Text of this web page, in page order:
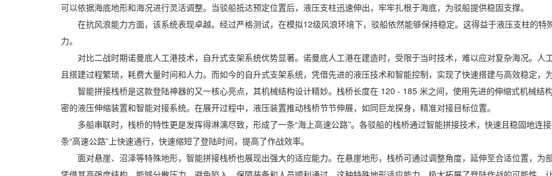
可以依据海底地形和海况进行灵活调整。当驳船抵达预定位置后，液压支柱迅速伸出，牢牢扎根于海底，为驳船提供稳固支撑。
在抗风浪能力方面，该系统表现卓越。经过严格测试，在模拟12级风浪环境下，驳船依然能够保持稳定。这得益于液压支柱的特
力。
对比二战时期诺曼底人工港技术，自升式支架系统优势显著。诺曼底人工港在建造时，受限于当时技术，难以应对复杂海况。人
且搭建过程繁琐，耗费大量时间和人力。而如今的自升式支架系统，凭借先进的液压技术和智能控制，实现了快速搭建与高效稳定，
智能拼接栈桥是这款登陆神器的又一核心亮点，其机械结构设计精妙。栈桥长度在 120 - 185 米之间，使用先进的伸缩式机械结
密的液压伸缩装置和智能对接系统。在展开过程中，液压装置推动栈桥节节伸展，如同巨龙探身，精准对接目标位置。
多船串联时，栈桥的特性更是发挥得淋漓尽致，形成了一条“海上高速公路”。各驳船的栈桥通过智能拼接技术，快速且稳固地连
条“高速公路”上快速通行，快速缩短了登陆时间，提高了作战效率。
面对悬崖、沼泽等特殊地形，智能拼接栈桥也展现出强大的适应能力。在悬崖地形，栈桥可通过调整角度，延伸至合适位置，为